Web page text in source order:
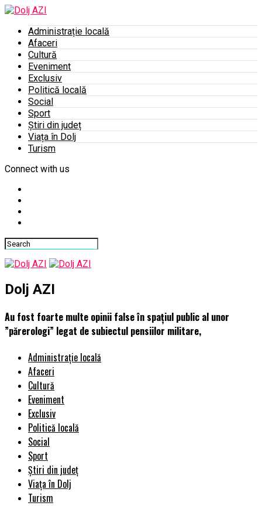
Administrație locală
Afaceri
Cultură
Eveniment
Exclusiv
Politică locală
Social
Sport
Știri din județ
Viața în Dolj
Turism
Connect with us
Dolj AZI
Au fost foarte multe opinii false în spațiul public al unor
”părerologi” legat de subiectul pensiilor militare,
Administrație locală
Afaceri
Cultură
Eveniment
Exclusiv
Politică locală
Social
Sport
Știri din județ
Viața în Dolj
Turism